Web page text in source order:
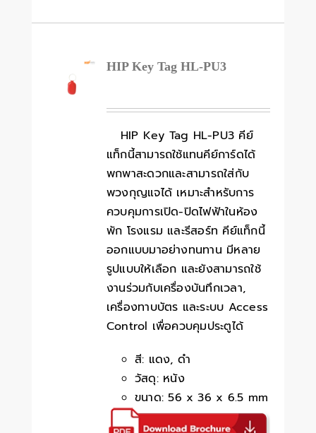
HIP Key Tag HL-PU3
HIP Key Tag HL-PU3 คีย์
แท็กนี้สามารถใช้แทนคีย์การ์ดได้
พกพาสะดวกและสามารถใส่กับ
พวงกุญแจได้ เหมาะสำหรับการ
ควบคุมการเปิด-ปิดไฟฟ้าในห้อง
พัก โรงแรม และรีสอร์ท คีย์แท็กนี้
ออกแบบมาอย่างทนทาน มีหลาย
รูปแบบให้เลือก และยังสามารถใช้
งานร่วมกับเครื่องบันทึกเวลา,
เครื่องทาบบัตร และระบบ Access
Control เพื่อควบคุมประตูได้
สี: แดง, ดำ
วัสดุ: หนัง
ขนาด: 56 x 36 x 6.5 mm